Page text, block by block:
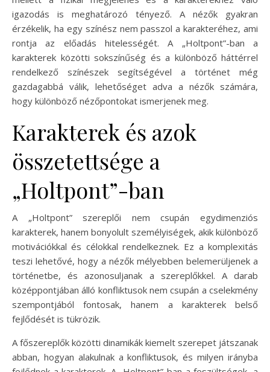
igazodás is meghatározó tényező. A nézők gyakran
érzékelik, ha egy színész nem passzol a karakteréhez, ami
rontja az előadás hitelességét. A „Holtpont”-ban a
karakterek közötti sokszínűség és a különböző háttérrel
rendelkező színészek segítségével a történet még
gazdagabbá válik, lehetőséget adva a nézők számára,
hogy különböző nézőpontokat ismerjenek meg.
Karakterek és azok
összetettsége a
„Holtpont”-ban
A „Holtpont” szereplői nem csupán egydimenziós
karakterek, hanem bonyolult személyiségek, akik különböző
motivációkkal és célokkal rendelkeznek. Ez a komplexitás
teszi lehetővé, hogy a nézők mélyebben belemerüljenek a
történetbe, és azonosuljanak a szereplőkkel. A darab
középpontjában álló konfliktusok nem csupán a cselekmény
szempontjából fontosak, hanem a karakterek belső
fejlődését is tükrözik.
A főszereplők közötti dinamikák kiemelt szerepet játszanak
abban, hogyan alakulnak a konfliktusok, és milyen irányba